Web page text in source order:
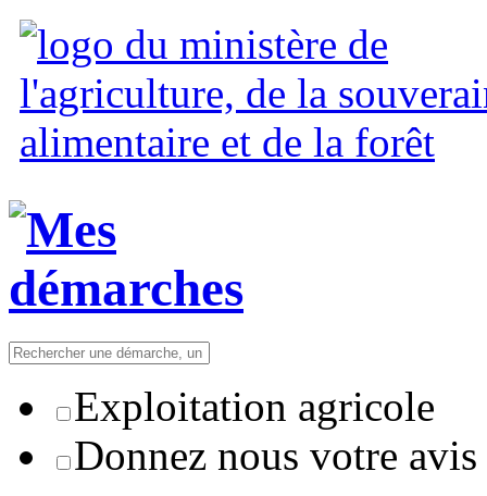
Exploitation agricole
Donnez nous votre avis